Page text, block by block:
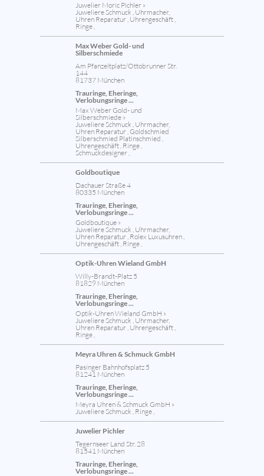
Juwelier Moric Pichler »
Juweliere Schmuck , Uhrmacher,
Uhren Reparatur , Uhrengeschäft ,
Ringe ,
Max Weber Gold- und
Silberschmiede
Am Pfanzeltplatz/Ottobrunner Str.
144
81737 München
Trauringe, Eheringe,
Verlobungsringe ...
Max Weber Gold- und
Silberschmiede »
Juweliere Schmuck , Uhrmacher,
Uhren Reparatur , Goldschmied
Silberschmied Platinschmied ,
Uhrengeschäft , Ringe ,
Schmuckdesigner ,
Goldboutique
Dachauer Straße 4
80335 München
Trauringe, Eheringe,
Verlobungsringe ...
Goldboutique »
Juweliere Schmuck , Uhrmacher,
Uhren Reparatur , Rolex Luxusuhren ,
Uhrengeschäft , Ringe ,
Optik-Uhren Wieland GmbH
Willy-Brandt-Platz 5
81829 München
Trauringe, Eheringe,
Verlobungsringe ...
Optik-Uhren Wieland GmbH »
Juweliere Schmuck , Uhrmacher,
Uhren Reparatur , Uhrengeschäft ,
Ringe ,
Meyra Uhren & Schmuck GmbH
Pasinger Bahnhofsplatz 5
81241 München
Trauringe, Eheringe,
Verlobungsringe ...
Meyra Uhren & Schmuck GmbH »
Juweliere Schmuck , Ringe ,
Juwelier Pichler
Tegernseer Land Str. 28
81541 München
Trauringe, Eheringe,
Verlobungsringe ...